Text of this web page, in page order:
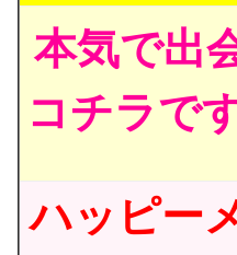
本気で出
コチラで
ハッピー